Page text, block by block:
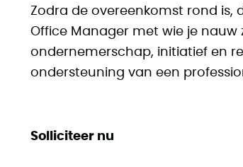
Zodra de overeenkomst rond is,
Office Manager met wie je
ondernemerschap, initiatief en
ondersteuning van een
Solliciteer nu